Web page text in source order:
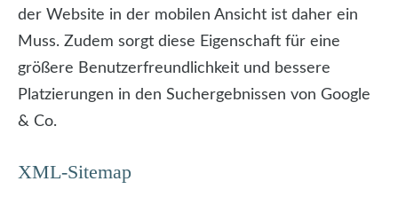
der Website in der mobilen Ansicht ist daher ein
Muss. Zudem sorgt diese Eigenschaft für eine
größere Benutzerfreundlichkeit und bessere
Platzierungen in den Suchergebnissen von Google
& Co.
XML-Sitemap